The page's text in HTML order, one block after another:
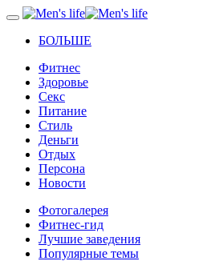
БОЛЬШЕ
Фитнес
Здоровье
Секс
Питание
Стиль
Деньги
Отдых
Персона
Новости
Фотогалерея
Фитнес-гид
Лучшие заведения
Популярные темы